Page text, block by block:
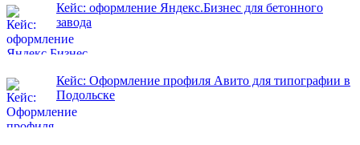
Кейс: оформление Яндекс.Бизнес для бетонного
завода
Кейс: Оформление профиля Авито для типографии в
Подольске